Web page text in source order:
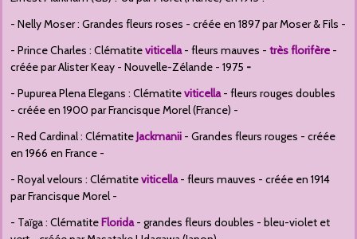
- Nelly Moser : Grandes fleurs roses - créée en 1897 par Moser & Fils -
- Prince Charles : Clématiteviticella- fleurs mauves - très florifère -
créée par Alister Keay - Nouvelle-Zélande - 1975 -
- Pupurea Plena Elegans : Clématiteviticella- fleurs rouges doubles
- créée en 1900 par Francisque Morel (France) -
- Red Cardinal : ClématiteJackmanii - Grandes fleurs rouges - créée
en 1966 en France -
- Royal velours : Clématiteviticella- fleurs mauves - créée en 1914
par Francisque Morel -
- Taïga : ClématiteFlorida- grandes fleurs doubles - bleu-violet et